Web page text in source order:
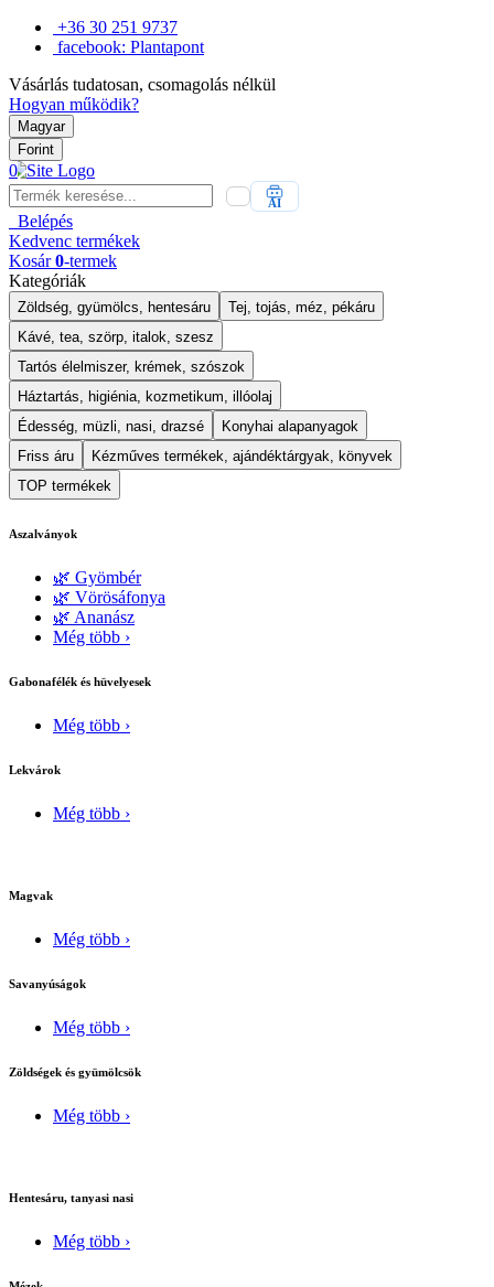
+36 30 251 9737
facebook: Plantapont
Vásárlás tudatosan, csomagolás nélkül
Hogyan működik?
Magyar
Forint
0
AI
Belépés
Kedvenc termékek
Kosár 0-termek
Kategóriák
Zöldség, gyümölcs, hentesáru
Tej, tojás, méz, pékáru
Kávé, tea, szörp, italok, szesz
Tartós élelmiszer, krémek, szószok
Háztartás, higiénia, kozmetikum, illóolaj
Édesség, müzli, nasi, drazsé
Konyhai alapanyagok
Friss áru
Kézműves termékek, ajándéktárgyak, könyvek
TOP termékek
Aszalványok
🌿 Gyömbér
🌿 Vörösáfonya
🌿 Ananász
Még több ›
Gabonafélék és hüvelyesek
Még több ›
Lekvárok
Még több ›
Magvak
Még több ›
Savanyúságok
Még több ›
Zöldségek és gyümölcsök
Még több ›
Hentesáru, tanyasi nasi
Még több ›